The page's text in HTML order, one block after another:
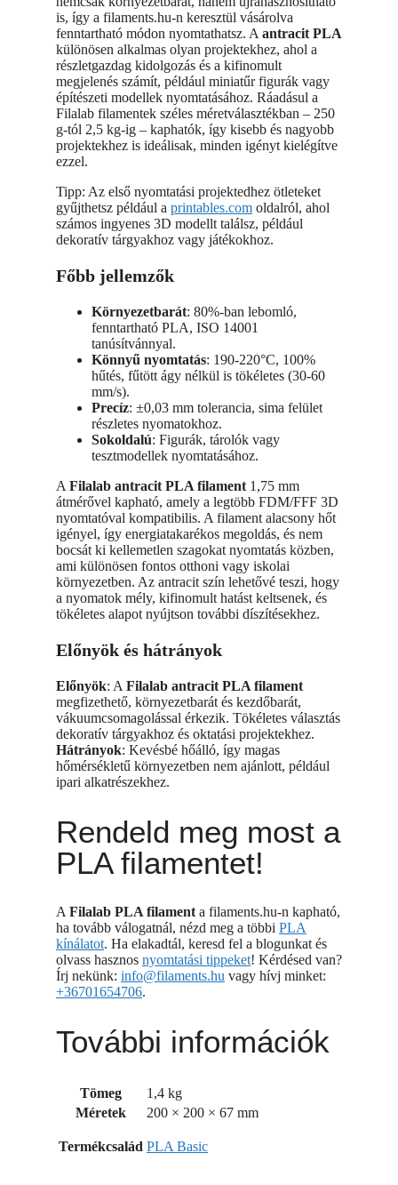
is, így a filaments.hu-n keresztül vásárolva
fenntartható módon nyomtathatsz. A antracit PLA
különösen alkalmas olyan projektekhez, ahol a
részletgazdag kidolgozás és a kifinomult
megjelenés számít, például miniatűr figurák vagy
építészeti modellek nyomtatásához. Ráadásul a
Filalab filamentek széles méretválasztékban – 250
g-tól 2,5 kg-ig – kaphatók, így kisebb és nagyobb
projektekhez is ideálisak, minden igényt kielégítve
ezzel.
Tipp: Az első nyomtatási projektedhez ötleteket
gyűjthetsz például a printables.com oldalról, ahol
számos ingyenes 3D modellt találsz, például
dekoratív tárgyakhoz vagy játékokhoz.
Főbb jellemzők
Környezetbarát: 80%-ban lebomló,
fenntartható PLA, ISO 14001
tanúsítvánnyal.
Könnyű nyomtatás: 190-220°C, 100%
hűtés, fűtött ágy nélkül is tökéletes (30-60
mm/s).
Precíz: ±0,03 mm tolerancia, sima felület
részletes nyomatokhoz.
Sokoldalú: Figurák, tárolók vagy
tesztmodellek nyomtatásához.
A Filalab antracit PLA filament 1,75 mm
átmérővel kapható, amely a legtöbb FDM/FFF 3D
nyomtatóval kompatibilis. A filament alacsony hőt
igényel, így energiatakarékos megoldás, és nem
bocsát ki kellemetlen szagokat nyomtatás közben,
ami különösen fontos otthoni vagy iskolai
környezetben. Az antracit szín lehetővé teszi, hogy
a nyomatok mély, kifinomult hatást keltsenek, és
tökéletes alapot nyújtson további díszítésekhez.
Előnyök és hátrányok
Előnyök: A Filalab antracit PLA filament
megfizethető, környezetbarát és kezdőbarát,
vákuumcsomagolással érkezik. Tökéletes választás
dekoratív tárgyakhoz és oktatási projektekhez.
Hátrányok: Kevésbé hőálló, így magas
hőmérsékletű környezetben nem ajánlott, például
ipari alkatrészekhez.
Rendeld meg most a
PLA filamentet!
A Filalab PLA filament a filaments.hu-n kapható,
ha tovább válogatnál, nézd meg a többi PLA
kínálatot. Ha elakadtál, keresd fel a blogunkat és
olvass hasznos nyomtatási tippeket! Kérdésed van?
Írj nekünk: info@filaments.hu vagy hívj minket:
+36701654706.
További információk
Tömeg
1,4 kg
Méretek
200 × 200 × 67 mm
Termékcsalád PLA Basic